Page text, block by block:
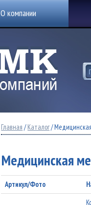
О компании
Главная /Каталог/
Медицинская
Артикул/Фото